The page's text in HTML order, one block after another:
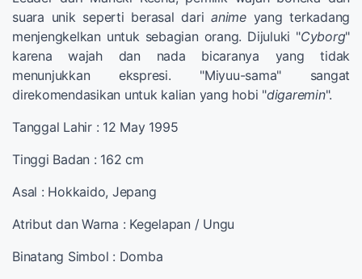
suara unik seperti berasal dari animeyang terkadang
menjengkelkan untuk sebagian orang. Dijuluki "Cyborg"
karena wajah dan nada bicaranya yang tidak
menunjukkan ekspresi. "Miyuu-sama" sangat
direkomendasikan untuk kalian yang hobi "digaremin".
Tanggal Lahir : 12 May 1995
Tinggi Badan : 162 cm
Asal : Hokkaido, Jepang
Atribut dan Warna : Kegelapan / Ungu
Binatang Simbol : Domba